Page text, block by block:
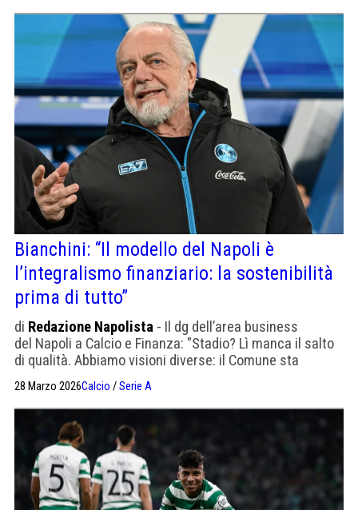
Bianchini: “Il modello del Napoli è
l’integralismo finanziario: la sostenibilità
prima di tutto”
di Redazione Napolista - Il dg dell’area business
del Napoli a Calcio e Finanza: "Stadio? Lì manca il salto
di qualità. Abbiamo visioni diverse: il Comune sta
lavorando a un progetto di ristrutturazione del
Maradona. Noi guardiamo alla possibilità di uno stadio di
proprietà"
28 Marzo 2026Calcio /Serie A